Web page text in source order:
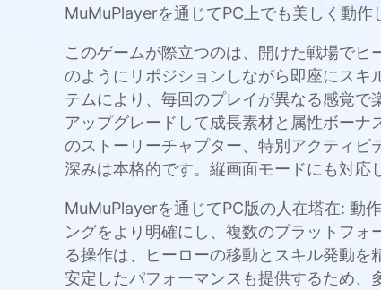
MuMuPlayerを通じてPC上でも美しく動作
このゲームが際立つのは、開けた戦場で
のようにリポジションしながら即座にスキ
テムにより、毎回のプレイが異なる感覚
アップグレードして成長素材と属性ボー
のストーリーチャプター、特別アクティ
深みは本格的です。縦画面モードにも対応
MuMuPlayerを通じてPC版の人在塔在: 動
ングをより明確にし、複数のプラットフ
る操作は、ヒーローの移動とスキル発動
安定したパフォーマンスも提供するため